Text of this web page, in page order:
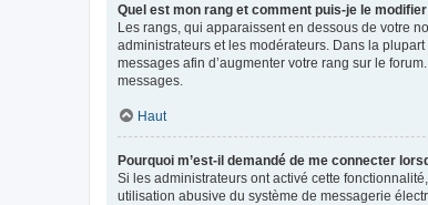
Quel est mon rang et comment puis-je le
Les rangs, qui apparaissent en dessous de votre
administrateurs et les modérateurs. Dans la
messages afin d’augmenter votre rang sur le
messages.
Haut
Pourquoi m’est-il demandé de me connecter
Si les administrateurs ont activé cette
utilisation abusive du système de messagerie